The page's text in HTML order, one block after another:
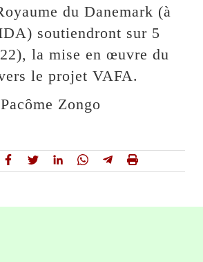
du Danemark (à
soutiendront sur 5
la mise en œuvre du
le projet VAFA.
Zongo